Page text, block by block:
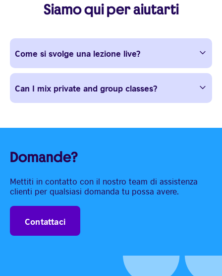
Siamo qui per aiutarti
Come si svolge una lezione live?
Can I mix private and group classes?
Domande?
Mettiti in contatto con il nostro team di assistenza
clienti per qualsiasi domanda tu possa avere.
Contattaci